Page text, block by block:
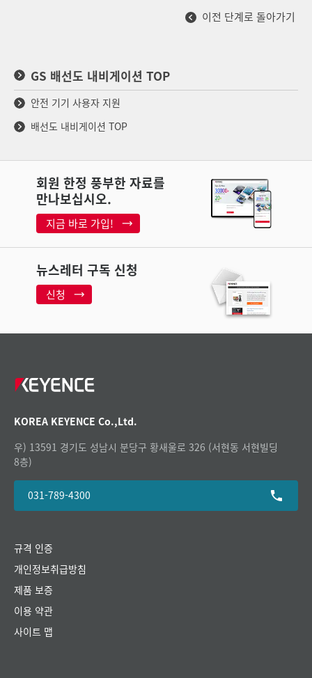
이전 단계로 돌아가기
GS 배선도 내비게이션 TOP
안전 기기 사용자 지원
배선도 내비게이션 TOP
회원 한정 풍부한 자료를
만나보십시오.
지금 바로 가입!
뉴스레터 구독 신청
신청
KOREA KEYENCE Co.,Ltd.
우) 13591 경기도 성남시 분당구 황새울로 326 (서현동 서현빌딩
8층)
031-789-4300
규격 인증
개인정보취급방침
제품 보증
이용 약관
사이트 맵